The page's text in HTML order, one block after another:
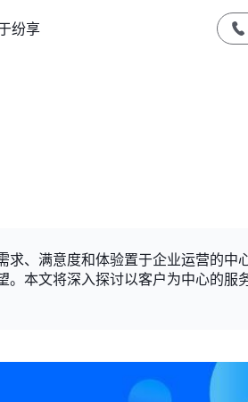
纷享
求、满意度和体验置于企业运营的中
本文将深入探讨以客户为中心的服